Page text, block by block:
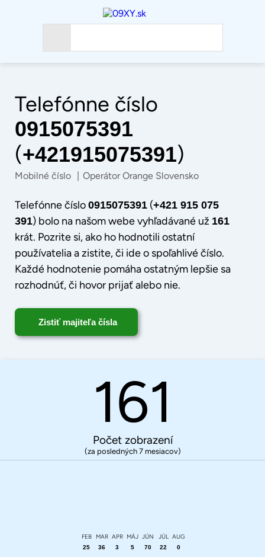
Telefónne číslo
0915075391
(+421915075391)
Mobilné číslo | Operátor Orange Slovensko
Telefónne číslo 0915075391(+421 915 075
391) bolo na našom webe vyhľadávané už 161
krát. Pozrite si, ako ho hodnotili ostatní
používatelia a zistite, či ide o spoľahlivé číslo.
Každé hodnotenie pomáha ostatným lepšie sa
rozhodnúť, či hovor prijať alebo nie.
Zistiť majiteľa čísla
161
Počet zobrazení
(za posledných 7 mesiacov)
FEB
25
MAR
36
APR
3
MÁJ
5
JÚN
70
JÚL
22
AUG
0